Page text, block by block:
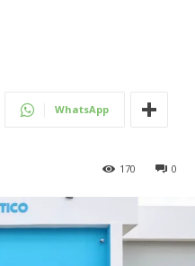
WhatsApp
0
170